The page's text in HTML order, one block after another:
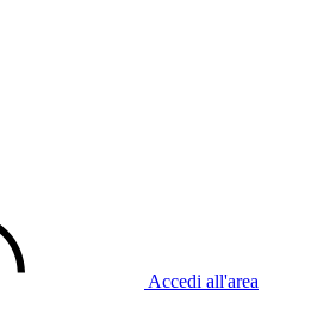
Accedi all'area